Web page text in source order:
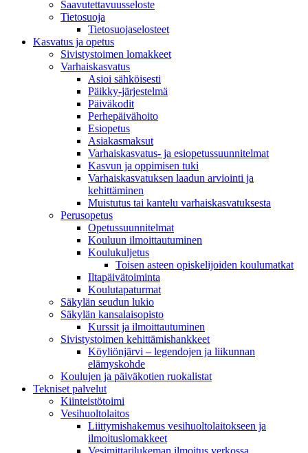
Saavutettavuusseloste
Tietosuoja
Tietosuojaselosteet
Kasvatus ja opetus
Sivistystoimen lomakkeet
Varhaiskasvatus
Asioi sähköisesti
Päikky-järjestelmä
Päiväkodit
Perhepäivähoito
Esiopetus
Asiakasmaksut
Varhaiskasvatus- ja esiopetussuunnitelmat
Kasvun ja oppimisen tuki
Varhaiskasvatuksen laadun arviointi ja
kehittäminen
Muistutus tai kantelu varhaiskasvatuksesta
Perusopetus
Opetussuunnitelmat
Kouluun ilmoittautuminen
Koulukuljetus
Toisen asteen opiskelijoiden koulumatkat
Iltapäivätoiminta
Koulutapaturmat
Säkylän seudun lukio
Säkylän kansalaisopisto
Kurssit ja ilmoittautuminen
Sivistystoimen kehittämishankkeet
Köyliönjärvi – legendojen ja liikunnan
elämyskohde
Koulujen ja päiväkotien ruokalistat
Tekniset palvelut
Kiinteistötoimi
Vesihuoltolaitos
Liittymishakemus vesihuoltolaitokseen ja
ilmoituslomakkeet
Vesimittarilukeman ilmoitus verkossa